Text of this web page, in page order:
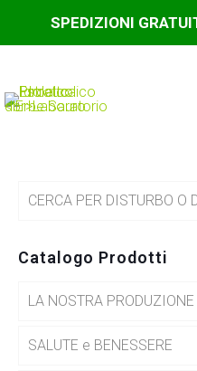
SPEDIZIONI
CERCA PER DISTURBO O
Catalogo Prodotti
LA NOSTRA PRODUZIONE
SALUTE e BENESSERE